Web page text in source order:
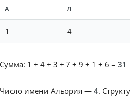
А Л
1 4
Сумма: 1 + 4 + 3 + 7 + 9 + 1 + 6 = 31
Число имени Альория — 4.